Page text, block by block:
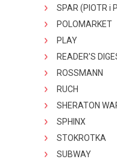
SPAR (PIOTR i
POLOMARKET
PLAY
READER'S
ROSSMANN
RUCH
SHERATON
SPHINX
STOKROTKA
SUBWAY